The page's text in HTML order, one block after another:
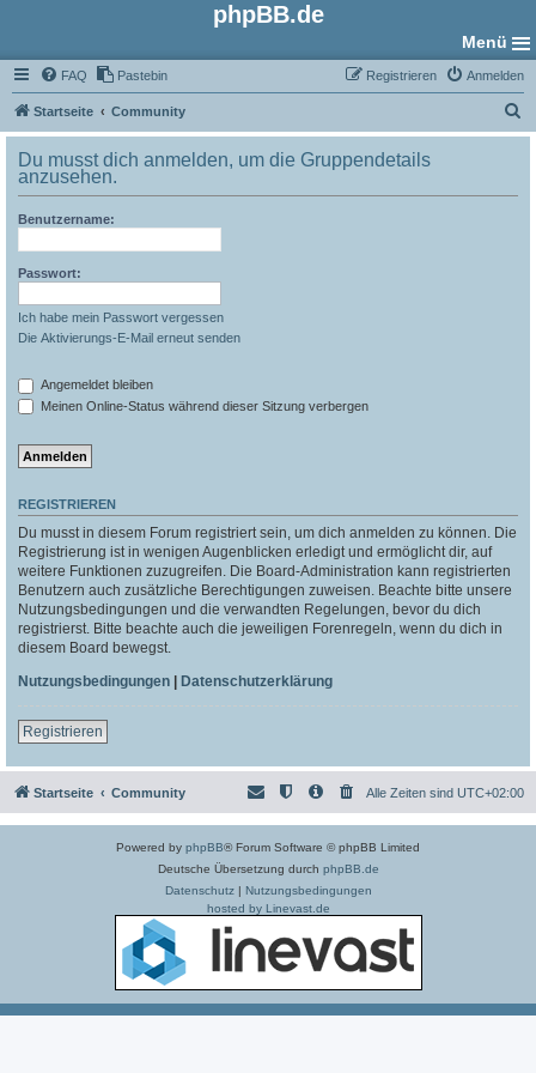
phpBB.de
Menü
FAQ Pastebin Anmelden
Registrieren
Startseite Community
u
Du musst dich anmelden, um die Gruppendetails
anzusehen.
Benutzername:
Passwort:
Ich habe mein Passwort vergessen
Die Aktivierungs-E-Mail erneut senden
Angemeldet bleiben
Meinen Online-Status während dieser Sitzung verbergen
REGISTRIEREN
Du musst in diesem Forum registriert sein, um dich anmelden zu können. Die
Registrierung ist in wenigen Augenblicken erledigt und ermöglicht dir, auf
weitere Funktionen zuzugreifen. Die Board-Administration kann registrierten
Benutzern auch zusätzliche Berechtigungen zuweisen. Beachte bitte unsere
Nutzungsbedingungen und die verwandten Regelungen, bevor du dich
registrierst. Bitte beachte auch die jeweiligen Forenregeln, wenn du dich in
diesem Board bewegst.
Nutzungsbedingungen | Datenschutzerklärung
Registrieren
Startseite Community Alle Zeiten sind UTC+02:00
Powered by phpBB® Forum Software © phpBB Limited
Deutsche Übersetzung durch phpBB.de
Datenschutz| Nutzungsbedingungen
hosted by Linevast.de